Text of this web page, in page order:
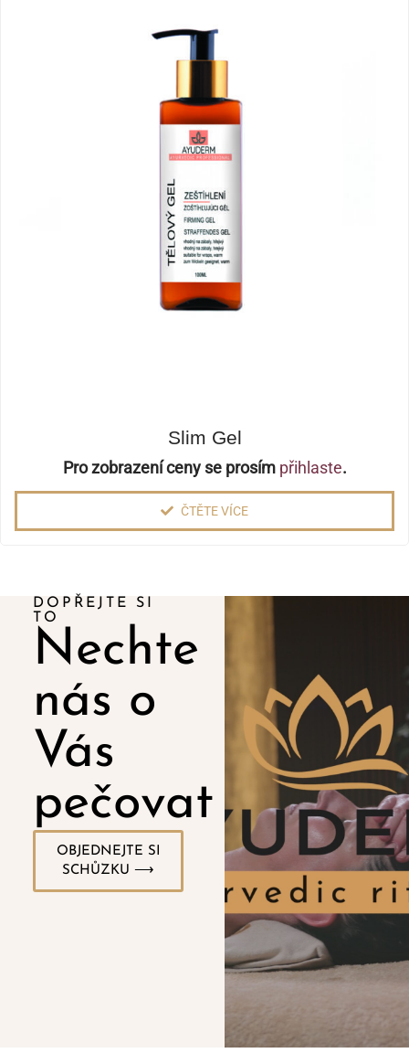
Slim Gel
Pro zobrazení ceny se prosím přihlaste.
ČTĚTE VÍCE
DOPŘEJTE SI
TO
Nechte
nás o
Vás
pečovat
OBJEDNEJTE SI
SCHŮZKU ⟶